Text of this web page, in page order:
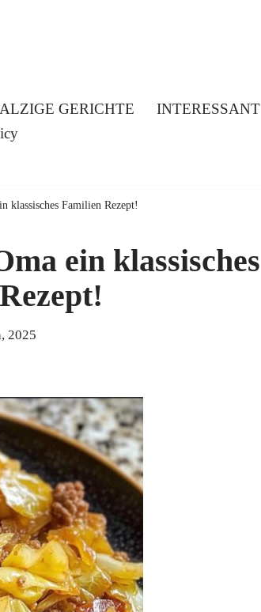
GERICHTE
INTERESSANT
klassisches Familien Rezept!
ein klassisches
2025